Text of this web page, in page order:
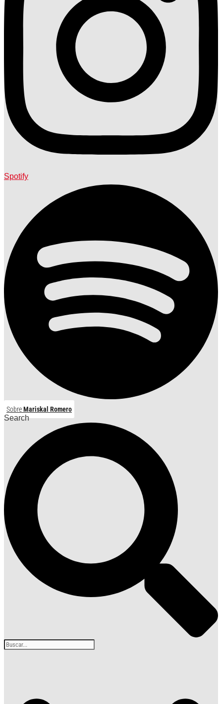
Spotify
SobreMariskal Romero
Search